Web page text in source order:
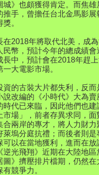
》也頗獲得肯定。而焦
手，曾擔任台北金馬影
。
2018年將取代北美，成
幣，預計今年的總成績
中，預計會在2018年趕
大電影市場。
的古裝大片都失利，反
說改編的《小時代》大為
代已來臨，因此他們也
場」，前者存異求同，面
兩岸的專才，將人力財
塢分庭抗禮；而後者則
以在當地獲利，進而在
光飛翔》近期在大陸地
》擠壓排片檔期，仍然在
競爭力。